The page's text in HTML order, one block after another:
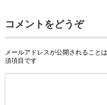
コメントをどうぞ
メールアドレスが公開されることは
須項目です